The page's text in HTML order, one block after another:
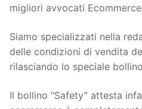
migliori avvocati
Siamo specializzati nella
delle condizioni di vendita
rilasciando lo speciale bollino
Il bollino “Safety” attesta